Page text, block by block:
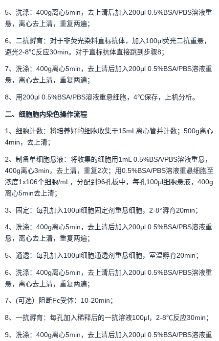
5、洗涤：400g离心5min，去上清后加入200μl 0.5%BSA/PBS溶液重
悬，离心去上清，重复两遍；
6、二抗孵育：对于非荧光染料直标抗体，加入100μl荧光二抗重悬，
避光2-8℃反应30min。对于直标抗体直接跳到步骤8；
7、洗涤：400g离心5min，去上清后加入200μl 0.5%BSA/PBS溶液重
悬，离心去上清，重复两遍；
8、用200μl 0.5%BSA/PBS溶液重悬细胞，4℃保存，上机分析。
二、细胞胞内染色操作流程
1、细胞计数：将培养好的细胞收集于15mL离心管并计数；500g离心
4min，去上清；
2、制备单细胞悬液：将收集的细胞用1mL 0.5%BSA/PBS溶液重悬，
400g离心3min，去上清，重复2次；用0.5%BSA/PBS溶液重悬细胞至
浓度1x106个细胞/mL，分配到96孔板中，每孔100μl细胞悬液，400g
离心5min去上清；
3、固定：每孔加入100μl细胞固定剂重悬细胞，2-8°孵育20min；
4、洗涤：400g离心5min，去上清后加入200μl 0.5%BSA/PBS溶液重
悬，离心去上清，重复两遍；
5、通透：每孔加入100μl细胞通透剂重悬细胞，室温孵育20min；
6、洗涤：400g离心5min，去上清后加入200μl 0.5%BSA/PBS溶液重
悬，离心去上清，重复两遍；
7、(可选）阻断Fc受体：10-20min；
8、一抗孵育：每孔加入稀释后的一抗溶液100μl，2-8℃反应30min；
9、洗涤：400g离心5min，去上清后加入200μl 0.5%BSA/PBS溶液重